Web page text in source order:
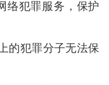
络犯罪服务，保护
的犯罪分子无法保